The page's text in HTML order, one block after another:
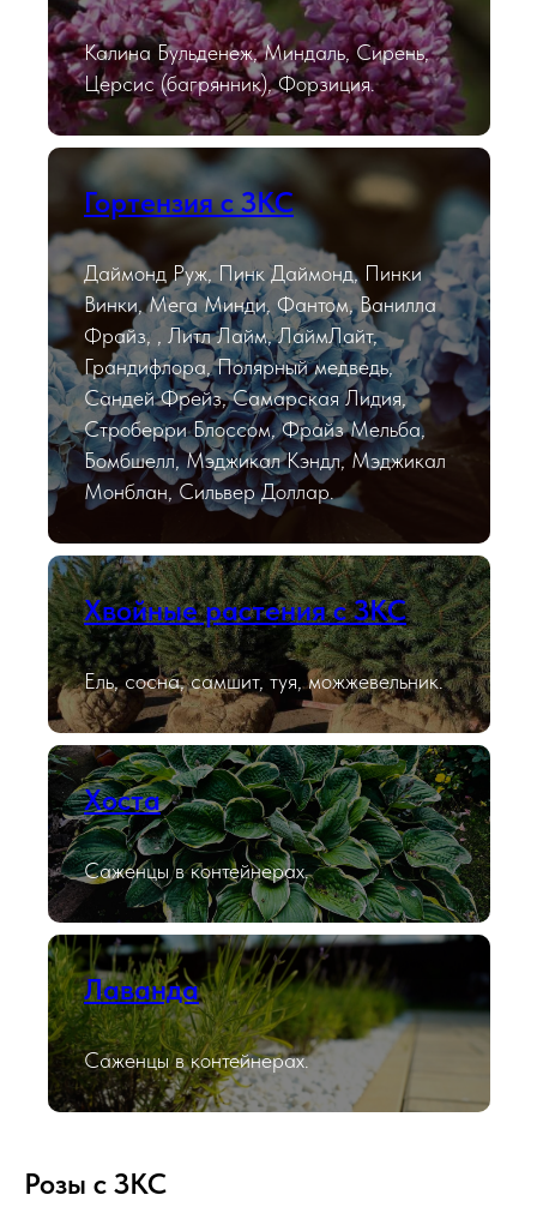
Калина Бульденеж, Миндаль, Сирень,
Церсис (багрянник), Форзиция.
Гортензия с ЗКС
Даймонд Руж, Пинк Даймонд, Пинки
Винки, Мега Минди, Фантом, Ванилла
Фрайз, , Литл Лайм, ЛаймЛайт,
Грандифлора, Полярный медведь,
Сандей Фрейз, Самарская Лидия,
Строберри Блоссом, Фрайз Мельба,
Бомбшелл, Мэджикал Кэндл, Мэджикал
Монблан, Сильвер Доллар.
Хвойные растения с ЗКС
Ель, сосна, самшит, туя, можжевельник.
Хоста
Саженцы в контейнерах.
Лаванда
Саженцы в контейнерах.
Розы с ЗКС